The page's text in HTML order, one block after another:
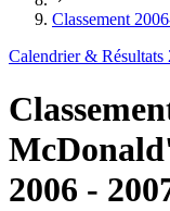
Classement
Calendrier & Résultats
2006 -